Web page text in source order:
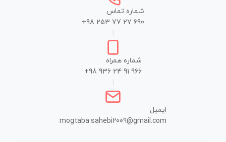
شماره تماس
+98 253 77 27 690
شماره همراه
+98 936 24 91 966
ایمیل
mogtaba.sahebi2009@gmail.com